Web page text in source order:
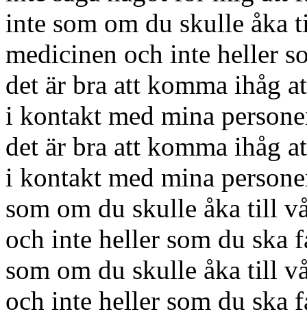
inte som om du skulle åka
medicinen och inte heller
det är bra att komma ihåg
i kontakt med mina
det är bra att komma ihåg
i kontakt med mina
som om du skulle åka till
och inte heller som du ska
som om du skulle åka till
och inte heller som du ska